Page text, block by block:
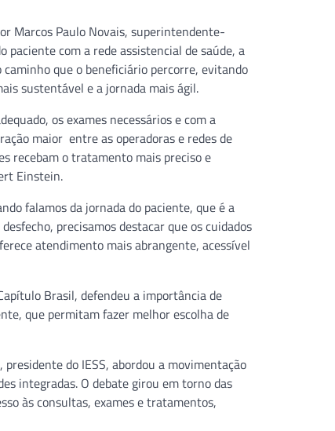
Marcos Paulo Novais, superintendente-
paciente com a rede assistencial de saúde, a
que o beneficiário percorre, evitando
sustentável e a jornada mais ágil.
os exames necessários e com a
maior entre as operadoras e redes de
recebam o tratamento mais preciso e
Einstein.
falamos da jornada do paciente, que é a
precisamos destacar que os cuidados
atendimento mais abrangente, acessível
Brasil, defendeu a importância de
que permitam fazer melhor escolha de
presidente do IESS, abordou a movimentação
integradas. O debate girou em torno das
às consultas, exames e tratamentos,